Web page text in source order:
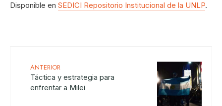
Disponible en SEDICI Repositorio Institucional de la UNLP.
ANTERIOR
Táctica y estrategia para
enfrentar a Milei